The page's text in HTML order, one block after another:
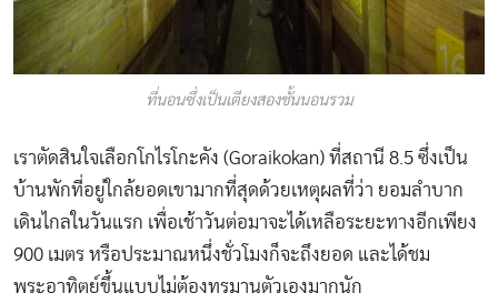
ที่นอนซึ่งเป็นเตียงสองชั้นนอนรวม
เราตัดสินใจเลือกโกไรโกะคัง (Goraikokan) ที่สถานี 8.5 ซึ่งเป็น
บ้านพักที่อยู่ใกล้ยอดเขามากที่สุดด้วยเหตุผลที่ว่า ยอมลำบาก
เดินไกลในวันแรก เพื่อเช้าวันต่อมาจะได้เหลือระยะทางอีกเพียง
900 เมตร หรือประมาณหนึ่งชั่วโมงก็จะถึงยอด และได้ชม
พระอาทิตย์ขึ้นแบบไม่ต้องทรมานตัวเองมากนัก